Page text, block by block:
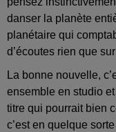
danser la planète
planétaire qui
d’écoutes rien que
La bonne nouvelle,
ensemble en studio
titre qui pourrait bien
c’est en quelque